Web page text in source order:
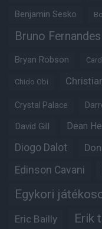
Benjamin Sesko
Bruno Fernandes
Bryan Robson
Chido Obi
Crystal Palace
David Gill Dean
Diogo Dalot
Edinson Cavani
Egykori
Eric Bailly Erik